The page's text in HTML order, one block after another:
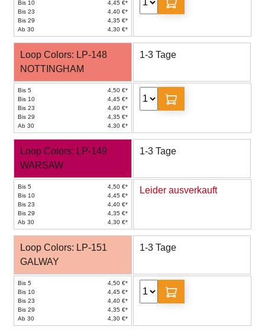
Bis 10
4,45 €*
Bis 23
4,40 €*
Bis 29
4,35 €*
Ab 30
4,30 €*
Loop Colors: LP-148
NOTTINGHAM
1-3 Tage
Bis 5
4,50 €*
Bis 10
4,45 €*
Bis 23
4,40 €*
Bis 29
4,35 €*
Ab 30
4,30 €*
Loop Colors: LP-149
WARSAW
1-3 Tage
Bis 5
4,50 €*
Bis 10
4,45 €*
Bis 23
4,40 €*
Bis 29
4,35 €*
Ab 30
4,30 €*
Leider ausverkauft
Loop Colors: LP-151
GALWAY
1-3 Tage
Bis 5
4,50 €*
Bis 10
4,45 €*
Bis 23
4,40 €*
Bis 29
4,35 €*
Ab 30
4,30 €*